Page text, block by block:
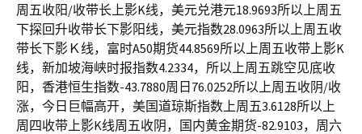
周五收阳/收带长上影K线，美元兑港元18.9693所以上周五
下探回升收带长下影阳线，美元指数28.0963所以上周五收
带长下影Ｋ线，富时A50期货44.8569所以上周五收带上影K
线，新加坡海峡时报指数4.2334，所以上周五跳空见底收
阳，香港恒生指数-43.7880周日76.0252所以上周五收阴/收
涨，今日巨幅高开，美国道琼斯指数上周五3.6128所以上
周四收带上影K线周五收阴，国内黄金期货-82.9103，周六